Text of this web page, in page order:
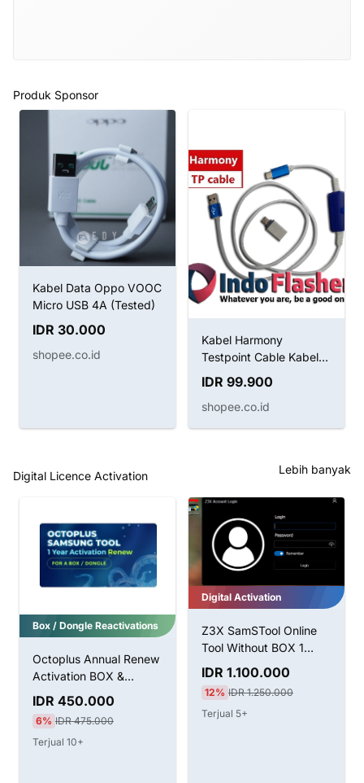
Produk Sponsor
Kabel Data Oppo VOOC
Micro USB 4A (Tested)
IDR 30.000
shopee.co.id
Kabel Harmony
Testpoint Cable Kabel
Boot Huawei
IDR 99.900
shopee.co.id
Digital Licence Activation Lebih banyak
Box / Dongle Reactivations
Octoplus Annual Renew
Activation BOX &
Dongle
IDR 450.000
6% IDR 475.000
Terjual 10+
Digital Activation
Z3X SamSTool Online
Tool Without BOX 1
Tahun Aktivasi
IDR 1.100.000
12% IDR 1.250.000
Terjual 5+